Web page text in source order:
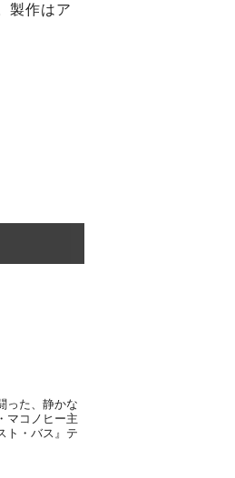
製作はア
った、静かな
マコノヒー主
ト・バス』テ